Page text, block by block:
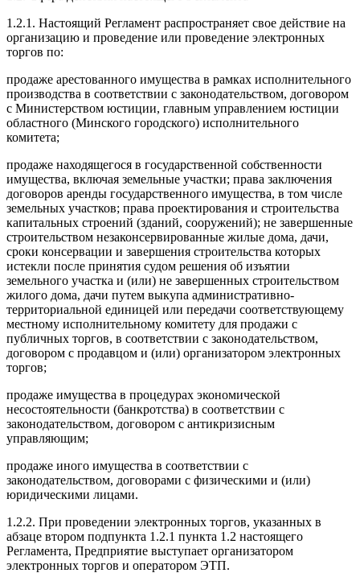
1.2.1. Настоящий Регламент распространяет свое действие на
организацию и проведение или проведение электронных
торгов по:
продаже арестованного имущества в рамках исполнительного
производства в соответствии с законодательством, договором
с Министерством юстиции, главным управлением юстиции
областного (Минского городского) исполнительного
комитета;
продаже находящегося в государственной собственности
имущества, включая земельные участки; права заключения
договоров аренды государственного имущества, в том числе
земельных участков; права проектирования и строительства
капитальных строений (зданий, сооружений); не завершенные
строительством незаконсервированные жилые дома, дачи,
сроки консервации и завершения строительства которых
истекли после принятия судом решения об изъятии
земельного участка и (или) не завершенных строительством
жилого дома, дачи путем выкупа административно-
территориальной единицей или передачи соответствующему
местному исполнительному комитету для продажи с
публичных торгов, в соответствии с законодательством,
договором с продавцом и (или) организатором электронных
торгов;
продаже имущества в процедурах экономической
несостоятельности (банкротства) в соответствии с
законодательством, договором с антикризисным
управляющим;
продаже иного имущества в соответствии с
законодательством, договорами с физическими и (или)
юридическими лицами.
1.2.2. При проведении электронных торгов, указанных в
абзаце втором подпункта 1.2.1 пункта 1.2 настоящего
Регламента, Предприятие выступает организатором
электронных торгов и оператором ЭТП.